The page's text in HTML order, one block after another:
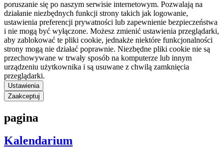
poruszanie się po naszym serwisie internetowym. Pozwalają na
działanie niezbędnych funkcji strony takich jak logowanie,
ustawienia preferencji prywatności lub zapewnienie bezpieczeństwa
i nie mogą być wyłączone. Możesz zmienić ustawienia przeglądarki,
aby zablokować te pliki cookie, jednakże niektóre funkcjonalności
strony mogą nie działać poprawnie. Niezbędne pliki cookie nie są
przechowywane w trwały sposób na komputerze lub innym
urządzeniu użytkownika i są usuwane z chwilą zamknięcia
przeglądarki.
Ustawienia
Zaakceptuj
pagina
Kalendarium